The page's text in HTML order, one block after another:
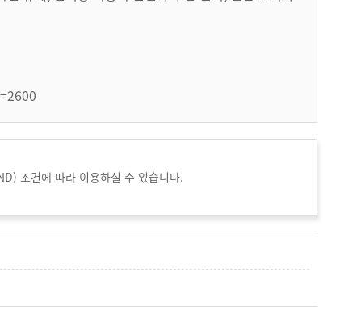
조건에 따라 이용하실 수 있습니다.